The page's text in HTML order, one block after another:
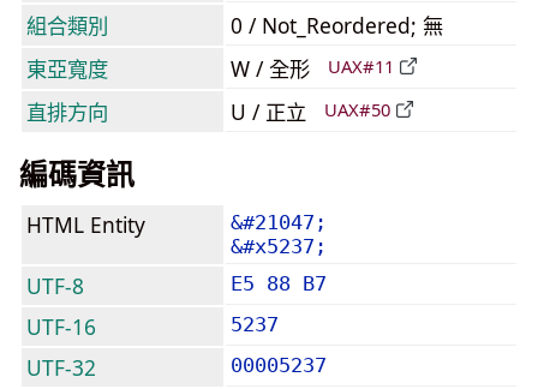
組合類別
0 / Not_Reordered; 無
東亞寬度
W / 全形 UAX#11
直排方向 U / 正立 UAX#50
編碼資訊
HTML Entity
&#21047;
&#x5237;
UTF-8 E5 88 B7
UTF-16 5237
UTF-32 00005237